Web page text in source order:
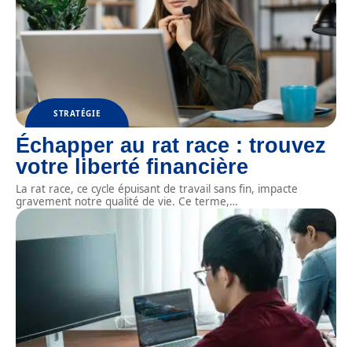
STRATÉGIE
Échapper au rat race : trouvez
votre liberté financière
La rat race, ce cycle épuisant de travail sans fin, impacte
gravement notre qualité de vie. Ce terme,…